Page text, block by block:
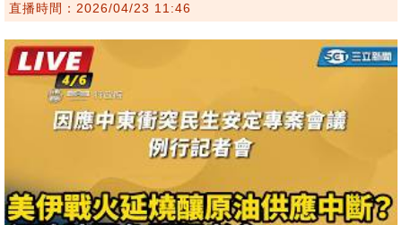
直播時間：2026/04/23 11:46